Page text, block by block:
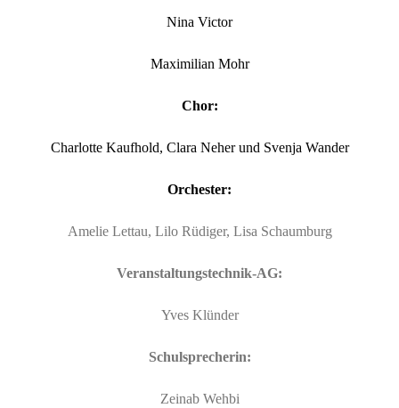
Nina Victor
Maximilian Mohr
Chor:
Charlotte Kaufhold, Clara Neher und Svenja Wander
Orchester:
Amelie Lettau, Lilo Rüdiger, Lisa Schaumburg
Veranstaltungstechnik-AG:
Yves Klünder
Schulsprecherin:
Zeinab Wehbi